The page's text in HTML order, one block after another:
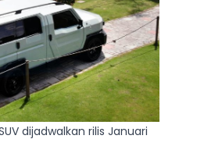
dijadwalkan rilis Januari